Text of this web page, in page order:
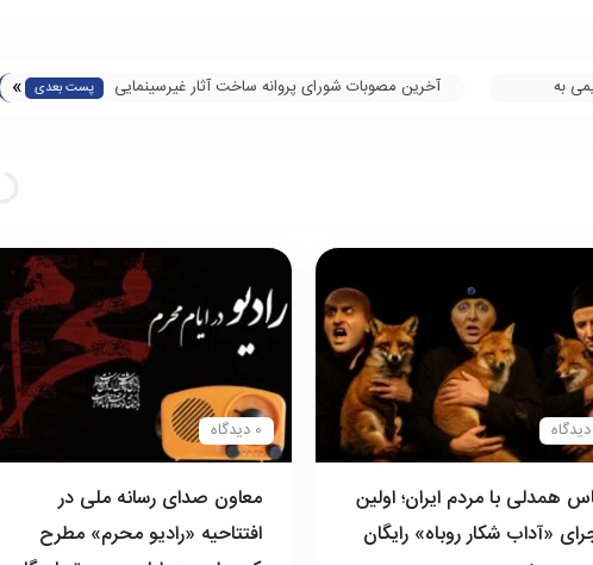
به
آخرین مصوبات شورای پروانه ساخت آثار غیرسینمایی پست بعدی »
همدلی با مردم ایران؛ اولین
«آداب شکار روباه» رایگان
0 دیدگاه
معاون صدای رسانه ملی در
افتتاحیه «رادیو محرم» مطرح